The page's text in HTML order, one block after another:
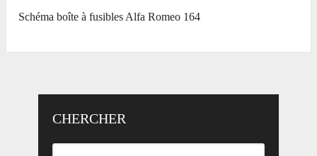
Schéma boîte à fusibles Alfa Romeo 164
CHERCHER